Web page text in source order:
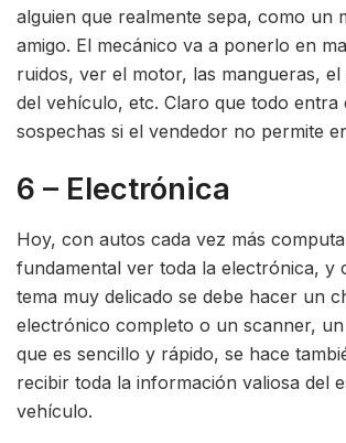
alguien que realmente sepa, como un
amigo. El mecánico va a ponerlo en
ruidos, ver el motor, las mangueras, el
del vehículo, etc. Claro que todo entra
sospechas si el vendedor no permite
6 – Electrónica
Hoy, con autos cada vez más
fundamental ver toda la electrónica, y
tema muy delicado se debe hacer un
electrónico completo o un scanner,
que es sencillo y rápido, se hace
recibir toda la información valiosa del
vehículo.